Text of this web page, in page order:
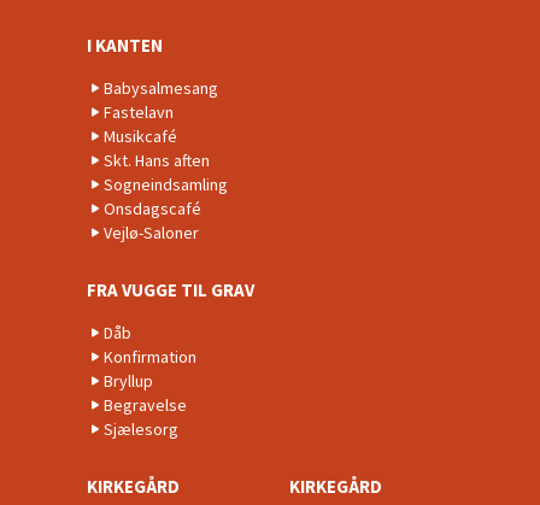
I KANTEN
Babysalmesang
Fastelavn
Musikcafé
Skt. Hans aften
Sogneindsamling
Onsdagscafé
Vejlø-Saloner
FRA VUGGE TIL GRAV
Dåb
Konfirmation
Bryllup
Begravelse
Sjælesorg
KIRKEGÅRD KIRKEGÅRD